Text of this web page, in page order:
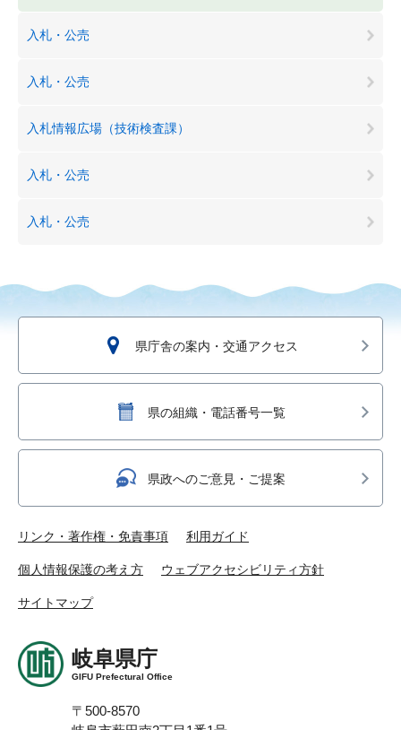
入札・公売
入札・公売
入札情報広場（技術検査課）
入札・公売
入札・公売
県庁舎の案内・交通アクセス
県の組織・電話番号一覧
県政へのご意見・ご提案
リンク・著作権・免責事項 利用ガイド
個人情報保護の考え方 ウェブアクセシビリティ方針
サイトマップ
岐阜県庁
GIFU Prefectural Office
〒500-8570